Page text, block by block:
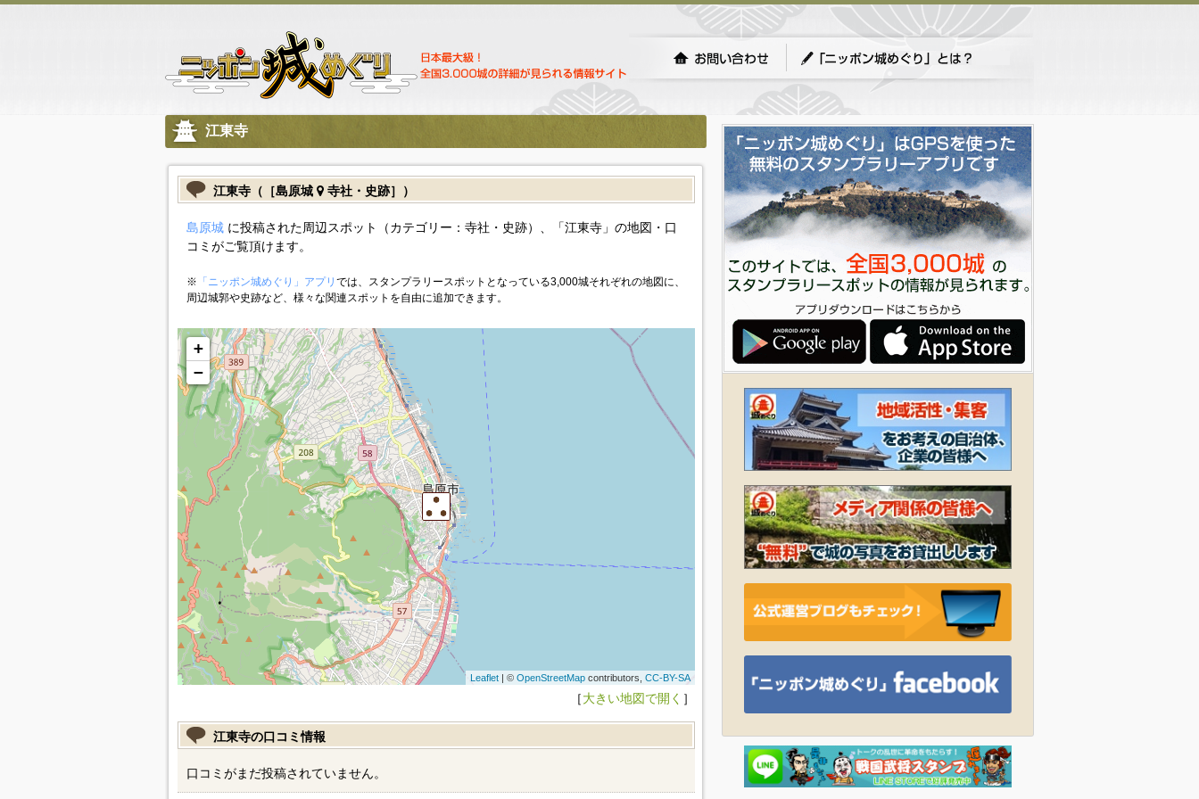
江東寺
江東寺（［島原城 寺社・史跡］）
島原城に投稿された周辺スポット（カテゴリー：寺社・史跡）、「江東寺」の地図・口
コミがご覧頂けます。
※ 「ニッポン城めぐり」アプリ では、スタンプラリースポットとなっている3,000城それぞれの地図に、
周辺城郭や史跡など、様々な関連スポットを自由に追加できます。
+
−
Leaflet| © OpenStreetMapcontributors, CC-BY-SA
［大きい地図で開く ］
江東寺の口コミ情報
口コミがまだ投稿されていません。